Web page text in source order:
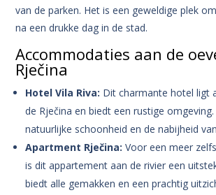
van de parken. Het is een geweldige plek
na een drukke dag in de stad.
Accommodaties aan de
Rječina
Hotel Vila Riva: Dit charmante hotel ligt
de Rječina en biedt een rustige
natuurlijke schoonheid en de nabijheid
Apartment Rječina: Voor een meer
is dit appartement aan de rivier een
biedt alle gemakken en een prachtig